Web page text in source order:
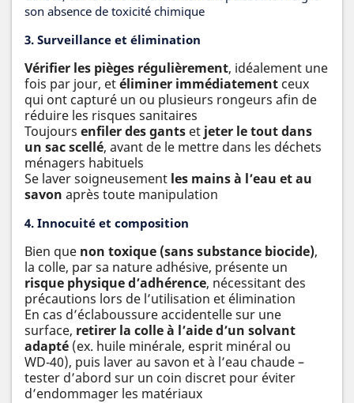
son absence de toxicité chimique
3. Surveillance et élimination
Vérifier les pièges régulièrement, idéalement une
fois par jour, etéliminer immédiatement ceux
qui ont capturé un ou plusieurs rongeurs afin de
réduire les risques sanitaires
Toujours enfiler des gants et jeter le tout dans
un sac scellé, avant de le mettre dans les déchets
ménagers habituels
Se laver soigneusement les mains à l’eau et au
savon après toute manipulation
4. Innocuité et composition
Bien que non toxique (sans substance biocide),
la colle, par sa nature adhésive, présente un
risque physique d’adhérence, nécessitant des
précautions lors de l’utilisation et élimination
En cas d’éclaboussure accidentelle sur une
surface, retirer la colle à l’aide d’un solvant
adapté (ex. huile minérale, esprit minéral ou
WD‑40), puis laver au savon et à l’eau chaude –
tester d’abord sur un coin discret pour éviter
d’endommager les matériaux